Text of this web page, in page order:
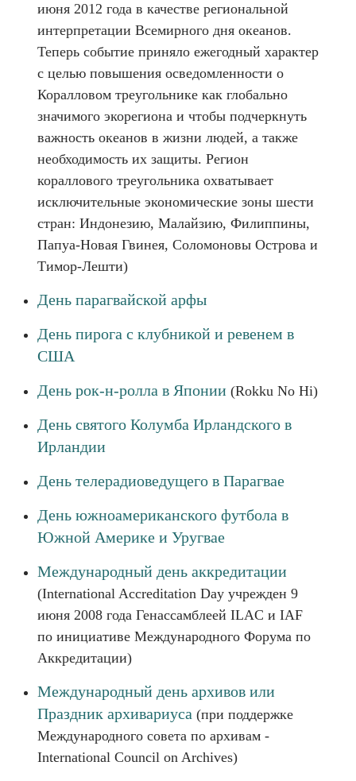
июня 2012 года в качестве региональной
интерпретации Всемирного дня океанов.
Теперь событие приняло ежегодный характер
с целью повышения осведомленности о
Коралловом треугольнике как глобально
значимого экорегиона и чтобы подчеркнуть
важность океанов в жизни людей, а также
необходимость их защиты. Регион
кораллового треугольника охватывает
исключительные экономические зоны шести
стран: Индонезию, Малайзию, Филиппины,
Папуа-Новая Гвинея, Соломоновы Острова и
Тимор-Лешти)
День парагвайской арфы
День пирога с клубникой и ревенем в
США
День рок-н-ролла в Японии (Rokku No Hi)
День святого Колумба Ирландского в
Ирландии
День телерадиоведущего в Парагвае
День южноамериканского футбола в
Южной Америке и Уругвае
Международный день аккредитации
(International Accreditation Day учрежден 9
июня 2008 года Генассамблеей ILAC и IAF
по инициативе Международного Форума по
Аккредитации)
Международный день архивов или
Праздник архивариуса (при поддержке
Международного совета по архивам -
International Council on Archives)